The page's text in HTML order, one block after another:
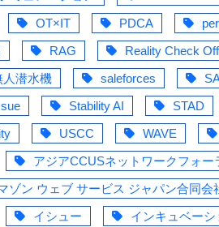
OT×IT PDCA
RAG
Reality Check
人潜水機
saleforces
Stability AI
STAD
USCC
WAVE
アジアCCUSネットワークフォー
ゾン ウェブ サービス ジャパン合同会
イシュー
インキュベー